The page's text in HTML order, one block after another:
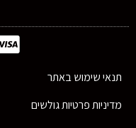
תנאי שימוש באתר
מדיניות פרטיות גולשים